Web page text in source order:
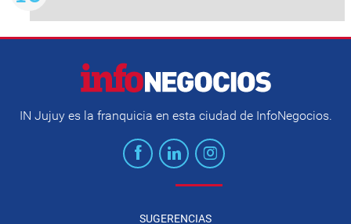
IN Jujuy es la franquicia en esta ciudad de InfoNegocios.
SUGERENCIAS